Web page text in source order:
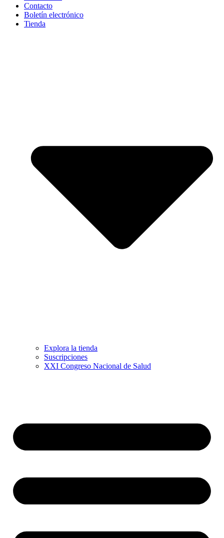
Contacto
Boletín electrónico
Tienda
Explora la tienda
Suscripciones
XXI Congreso Nacional de Salud